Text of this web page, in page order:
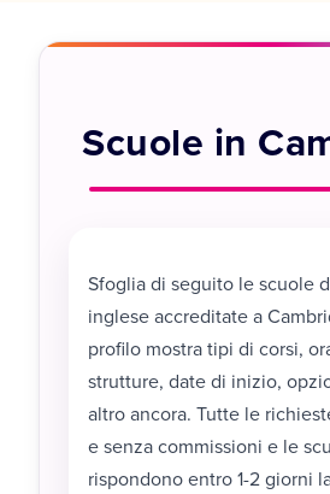
Scuole in
Sfoglia di seguito le scuole
inglese accreditate a
profilo mostra tipi di corsi,
strutture, date di inizio,
altro ancora. Tutte le
e senza commissioni e le
rispondono entro 1-2 giorni